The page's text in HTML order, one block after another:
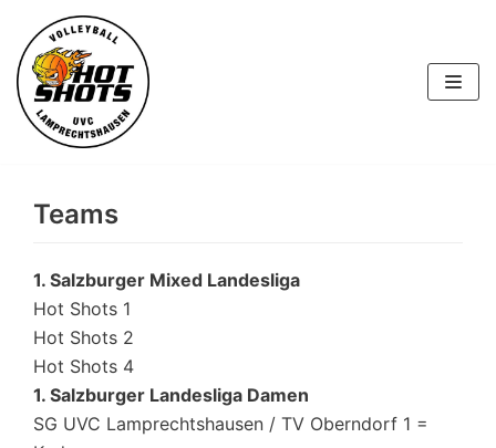
Skip
to
content
Teams
1. Salzburger Mixed Landesliga
Hot Shots 1
Hot Shots 2
Hot Shots 4
1. Salzburger Landesliga Damen
SG UVC Lamprechtshausen / TV Oberndorf 1 =